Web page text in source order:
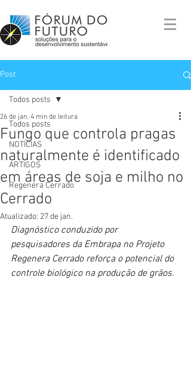
Post
Todos posts
NOTÍCIAS
ARTIGOS
Regenera Cerrado
Todos posts
Fungo que controla pragas
naturalmente é identificado
em áreas de soja e milho no
Cerrado
26 de jan. 4 min de leitura
Atualizado: 27 de jan.
Diagnóstico conduzido por
pesquisadores da Embrapa no Projeto
Regenera Cerrado reforça o potencial do
controle biológico na produção de grãos.